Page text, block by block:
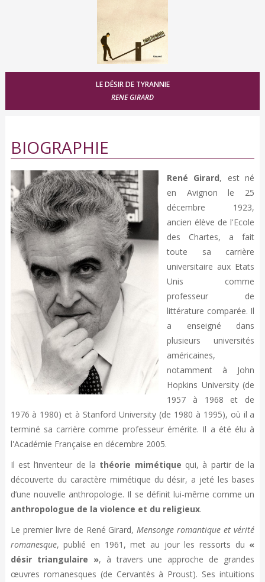
LE DÉSIR DE TYRANNIE
RENE GIRARD
BIOGRAPHIE
René Girard, est né
en Avignon le 25
décembre 1923,
ancien élève de l'Ecole
des Chartes, a fait
toute sa carrière
universitaire aux Etats
Unis comme
professeur de
littérature comparée. Il
a enseigné dans
plusieurs universités
américaines,
notamment à John
Hopkins University (de
1957 à 1968 et de
1976 à 1980) et à Stanford University (de 1980 à 1995), où il a
terminé sa carrière comme professeur émérite. Il a été élu à
l'Académie Française en décembre 2005.
Il est l’inventeur de la théorie mimétique qui, à partir de la
découverte du caractère mimétique du désir, a jeté les bases
d’une nouvelle anthropologie. Il se définit lui-même comme un
anthropologue de la violence et du religieux.
Le premier livre de René Girard, Mensonge romantique et vérité
romanesque, publié en 1961, met au jour les ressorts du «
désir triangulaire », à travers une approche de grandes
œuvres romanesques (de Cervantès à Proust). Ses intuitions